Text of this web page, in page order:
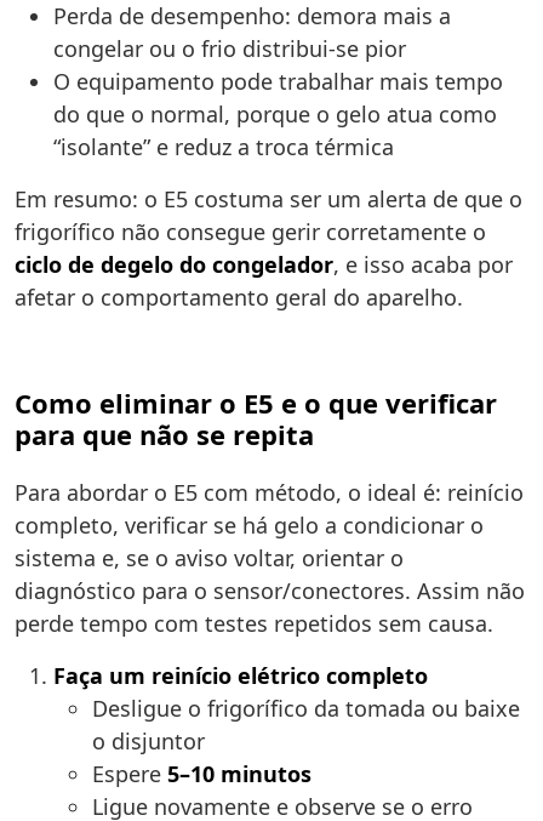
Perda de desempenho: demora mais a
congelar ou o frio distribui-se pior
O equipamento pode trabalhar mais tempo
do que o normal, porque o gelo atua como
“isolante” e reduz a troca térmica
Em resumo: o E5 costuma ser um alerta de que o
frigorífico não consegue gerir corretamente o
ciclo de degelo do congelador, e isso acaba por
afetar o comportamento geral do aparelho.
Como eliminar o E5 e o que verificar
para que não se repita
Para abordar o E5 com método, o ideal é: reinício
completo, verificar se há gelo a condicionar o
sistema e, se o aviso voltar, orientar o
diagnóstico para o sensor/conectores. Assim não
perde tempo com testes repetidos sem causa.
Faça um reinício elétrico completo
Desligue o frigorífico da tomada ou baixe
o disjuntor
Espere 5–10 minutos
Ligue novamente e observe se o erro